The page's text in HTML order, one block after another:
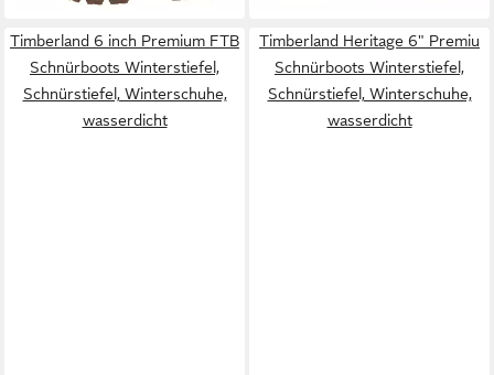
Timberland 6 inch Premium FTB
Schnürboots Winterstiefel,
Schnürstiefel, Winterschuhe,
wasserdicht
Timberland Heritage 6" Premiu
Schnürboots Winterstiefel,
Schnürstiefel, Winterschuhe,
wasserdicht